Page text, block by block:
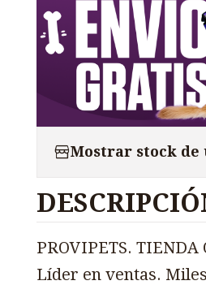
Mostrar stock de
PROVIPETS.
Líder en ventas.